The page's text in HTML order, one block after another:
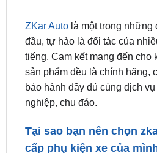
tiếng. Cam kết mang đến cho
sản phẩm đều là chính hãng,
bảo hành đầy đủ cùng dịch
nghiệp, chu đáo.
Tại sao bạn nên chọn
Uy tín và kinh nghiệm: